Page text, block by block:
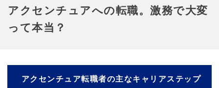
アクセンチュアへの転職。激務で大変
って本当？
アクセンチュア転職者の主なキャリアステップ